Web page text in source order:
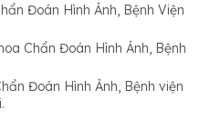
Đoán Hình Ảnh, Bệnh Viện
Chẩn Đoán Hình Ảnh, Bệnh
Đoán Hình Ảnh, Bệnh viện